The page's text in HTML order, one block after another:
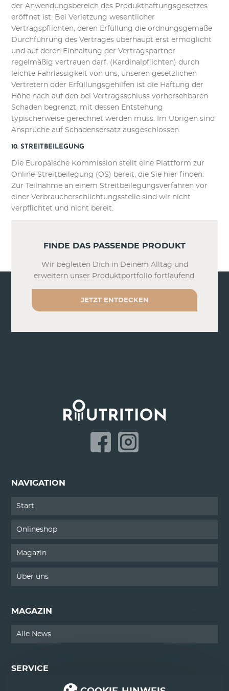
der Anwendungsbereich des Produkthaftungsgesetzes
eröffnet ist. Bei Verletzung wesentlicher
Vertragspflichten, deren Erfüllung die ordnungsgemäße
Durchführung des Vertrages überhaupt erst ermöglicht
und auf deren Einhaltung der Vertragspartner
regelmäßig vertrauen darf, (Kardinalpflichten) durch
leichte Fahrlässigkeit von uns, unseren gesetzlichen
Vertretern oder Erfüllungsgehilfen ist die Haftung der
Höhe nach auf den bei Vertragsschluss vorhersehbaren
Schaden begrenzt, mit dessen Entstehung
typischerweise gerechnet werden muss. Im Übrigen sind
Ansprüche auf Schadensersatz ausgeschlossen.
10. STREITBEILEGUNG​​​​​​​
Die Europäische Kommission stellt eine Plattform zur
Online-Streitbeilegung (OS) bereit, die Sie hier finden.
Zur Teilnahme an einem Streitbeilegungsverfahren vor
einer Verbraucherschlichtungsstelle sind wir nicht
verpflichtet und nicht bereit.
FINDE DAS PASSENDE PRODUKT
Wir begleiten Dich in Deinem Alltag und
erweitern unser Produktportfolio fortlaufend.
JETZT ENTDECKEN
NAVIGATION
Start
Onlineshop
Magazin
Über uns
MAGAZIN
Alle News
SERVICE